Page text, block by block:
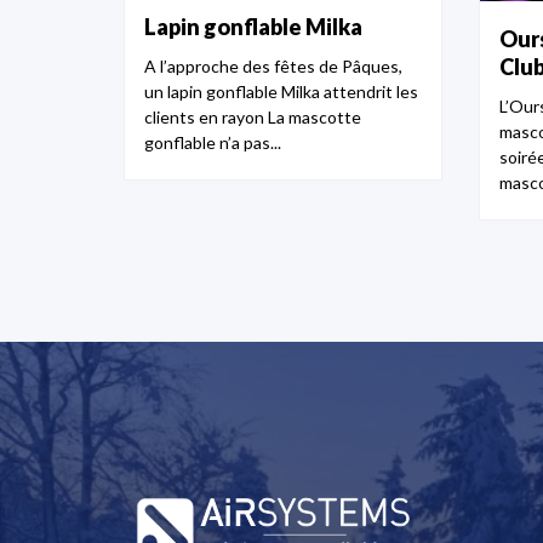
Lapin gonflable Milka
A l’approche des fêtes de Pâques,
un lapin gonflable Milka attendrit les
clients en rayon La mascotte
gonflable n’a pas...